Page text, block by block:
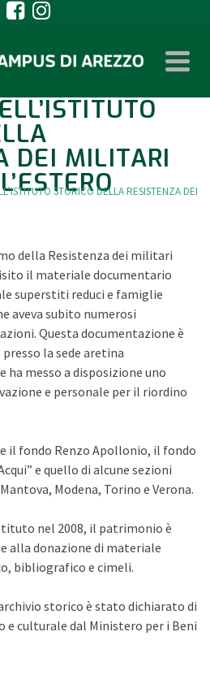
DEI MILITARI
STORICO DELLA RESISTENZA DEI
della Resistenza dei militari
il materiale documentario
superstiti reduci e famiglie
aveva subito numerosi
Questa documentazione è
la sede aretina
ha messo a disposizione uno
e personale per il riordino
il fondo Renzo Apollonio, il fondo
e quello di alcune sezioni
Modena, Torino e Verona.
nel 2008, il patrimonio è
alla donazione di materiale
bibliografico e cimeli.
storico è stato dichiarato di
e culturale dal Ministero per i Beni